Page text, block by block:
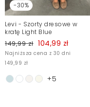
-30%
Levi - Szorty dresowe w
kratę Light Blue
149,99 zł 104,99 zł
Najniższa cena z 30 dni
149,99 zł
+5